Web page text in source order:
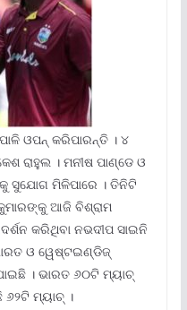
ଓପନ୍‌ କରିପାରନ୍ତି । ୪
ରାହୁଲ । ମନୀଷ ପାଣ୍ଡେ ଓ
ମିଳିପାରେ । ତିନିଟି
ଆଜି ବିଶ୍ରାମ
କରିଥିବା ନଭଦୀପ ସାଇନି
ଓ ୱେଷ୍ଟଇଣ୍ଡିଜ୍‌
। ଭାରତ ୬୦ଟି ମ୍ୟାଚ୍‌
ମ୍ୟାଚ୍‌ ।